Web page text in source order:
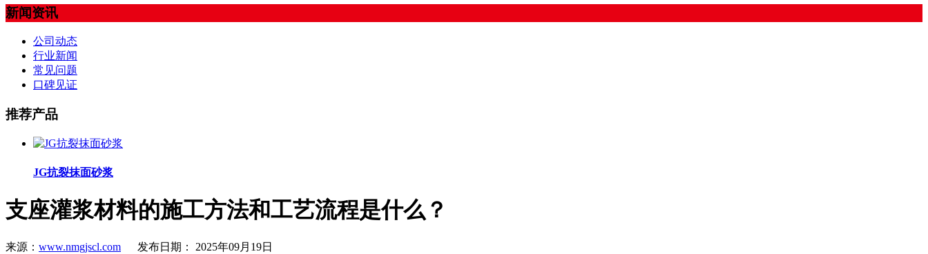
新闻资讯
公司动态
行业新闻
常见问题
口碑见证
推荐产品
JG抗裂抹面砂浆
支座灌浆材料的施工方法和工艺流程是什么？
来源： www.nmgjscl.com 发布日期： 2025年09月19日